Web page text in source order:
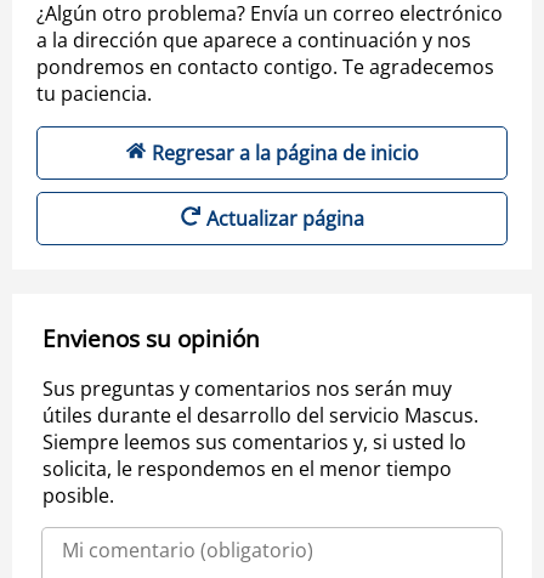
¿Algún otro problema? Envía un correo electrónico
a la dirección que aparece a continuación y nos
pondremos en contacto contigo. Te agradecemos
tu paciencia.
Regresar a la página de inicio
Actualizar página
Envienos su opinión
Sus preguntas y comentarios nos serán muy
útiles durante el desarrollo del servicio Mascus.
Siempre leemos sus comentarios y, si usted lo
solicita, le respondemos en el menor tiempo
posible.